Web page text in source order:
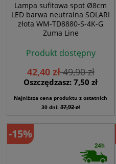
Lampa sufitowa spot Ø8cm
LED barwa neutralna SOLARI
złota WM-TD8880-S-4K-G
Zuma Line
Produkt dostępny
42,40 zł49,90 zł
Oszczędzasz: 7,50 zł
Najniższa cena produktu z ostatnich
30 dni:37,92 zł
-15%